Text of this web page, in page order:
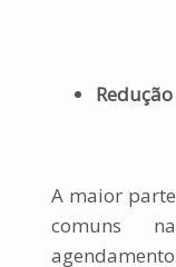
A maior
comuns